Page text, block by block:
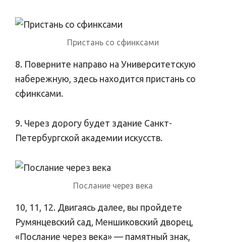
Пристань со сфинксами
8. Поверните направо на Университетскую
набережную, здесь находится пристань со
сфинксами.
9. Через дорогу будет здание Санкт-
Петербургской академии искусств.
Послание через века
10, 11, 12. Двигаясь далее, вы пройдете
Румянцевский сад, Меншиковский дворец,
«Послание через века» — памятный знак,